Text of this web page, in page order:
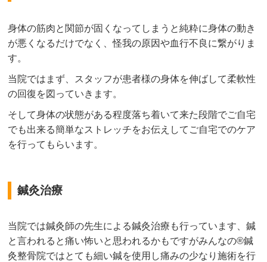
身体の筋肉と関節が固くなってしまうと純粋に身体の動き
が悪くなるだけでなく、怪我の原因や血行不良に繋がりま
す。
当院ではまず、スタッフが患者様の身体を伸ばして柔軟性
の回復を図っていきます。
そして身体の状態がある程度落ち着いて来た段階でご自宅
でも出来る簡単なストレッチをお伝えしてご自宅でのケア
を行ってもらいます。
鍼灸治療
当院では鍼灸師の先生による鍼灸治療も行っています、鍼
と言われると痛い怖いと思われるかもですがみんなの®鍼
灸整骨院ではとても細い鍼を使用し痛みの少なり施術を行